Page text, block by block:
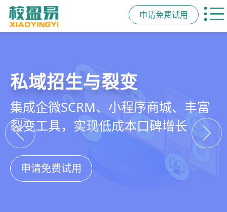
申请免费试用
教培行业CRM
以学员为中心，打通从引流、转化、
教学到复购转介绍的全生命周期增长
引擎
申请免费试用
智能销售漏斗
线索自动分配、标准化跟单、试听转
化分析，打造高绩效招生团队
申请免费试用
精细化客户运营
360°学员画像、自动化服务流程、智
能续费预警，深度挖掘学员长期价值
申请免费试用
私域招生与裂变
集成企微SCRM、小程序商城、丰富
裂变工具，实现低成本口碑增长
申请免费试用